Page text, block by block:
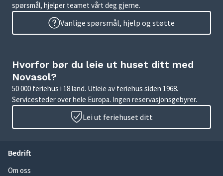
spørsmål, hjelper teamet vårt deg gjerne.
Vanlige spørsmål, hjelp og støtte
Hvorfor bør du leie ut huset ditt med
Novasol?
50 000 feriehus i 18 land. Utleie av feriehus siden 1968.
Servicesteder over hele Europa. Ingen reservasjonsgebyrer.
Lei ut feriehuset ditt
Bedrift
Om oss